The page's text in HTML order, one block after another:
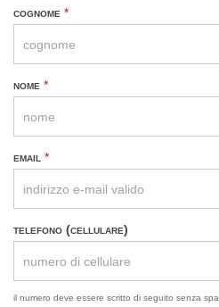
BIOMED.4
reference
cognome *
nome *
email *
telefono (cellulare)
il numero deve essere scritto di seguito senza